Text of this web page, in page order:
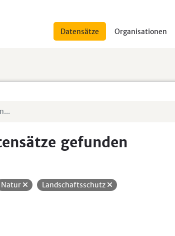
Datensätze Organisationen
gefunden
Natur
Landschaftsschutz